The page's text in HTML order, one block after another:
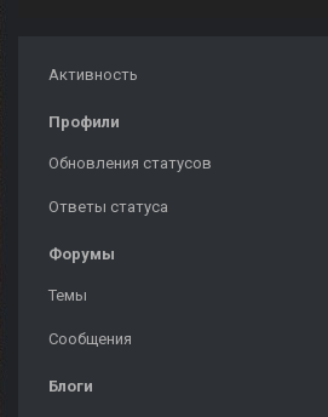
Активность
Профили
Обновления статусов
Ответы статуса
Форумы
Темы
Сообщения
Блоги